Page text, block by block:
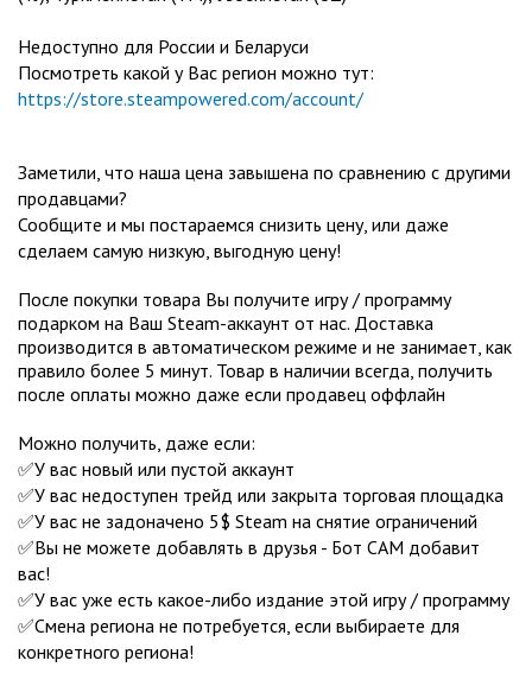
Недоступно для России и Беларуси
Посмотреть какой у Вас регион можно тут:
https://store.steampowered.com/account/
Заметили, что наша цена завышена по сравнению с другими
продавцами?
Сообщите и мы постараемся снизить цену, или даже
сделаем самую низкую, выгодную цену!
После покупки товара Вы получите игру / программу
подарком на Ваш Steam-аккаунт от нас. Доставка
производится в автоматическом режиме и не занимает, как
правило более 5 минут. Товар в наличии всегда, получить
после оплаты можно даже если продавец оффлайн
Можно получить, даже если:
✅У вас новый или пустой аккаунт
✅У вас недоступен трейд или закрыта торговая площадка
✅У вас не задоначено 5$ Steam на снятие ограничений
✅Вы не можете добавлять в друзья - Бот САМ добавит
вас!
✅У вас уже есть какое-либо издание этой игру / программу
✅Смена региона не потребуется, если выбираете для
конкретного региона!